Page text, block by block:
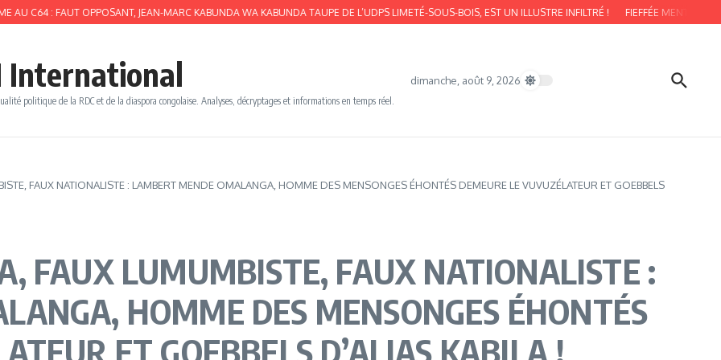
: FAUT OPPOSANT, JEAN-MARC KABUNDA WA KABUNDA TAUPE DE L’UDPS LIMETÉ-SOUS-BOIS, EST UN ILLUSTRE INFILTRÉ ! FIEFFÉE MENTEUSE
International
politique de la RDC et de la diaspora congolaise. Analyses, décryptages et informations en temps réel.
dimanche, août 9, 2026
FAUX NATIONALISTE : LAMBERT MENDE OMALANGA, HOMME DES MENSONGES ÉHONTÉS DEMEURE LE VUVUZÉLATEUR ET GOEBBELS
FAUX LUMUMBISTE, FAUX NATIONALISTE :
HOMME DES MENSONGES ÉHONTÉS
ET GOEBBELS D’ALIAS KABILA !